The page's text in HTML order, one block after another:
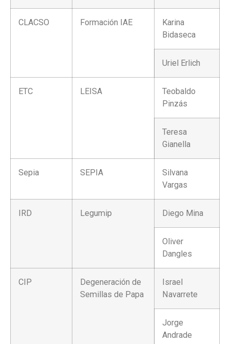
CLACSO Formación IAE
Karina
Bidaseca
Uriel Erlich
ETC LEISA
Teobaldo
Pinzás
Teresa
Gianella
Sepia SEPIA
Silvana
Vargas
IRD Legumip Diego Mina
Oliver
Dangles
CIP
Degeneración de
Semillas de Papa
Israel
Navarrete
Jorge
Andrade